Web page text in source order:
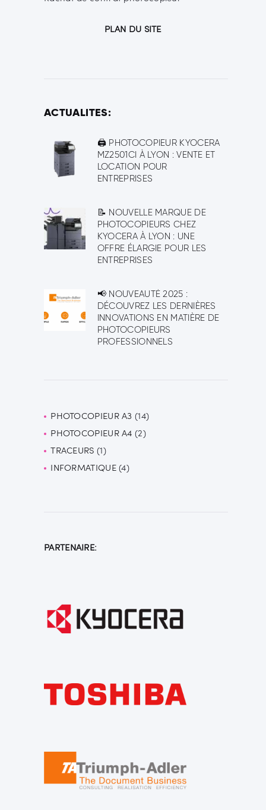
PLAN DU SITE
ACTUALITES:
🖨️ PHOTOCOPIEUR KYOCERA
MZ2501CI À LYON : VENTE ET
LOCATION POUR
ENTREPRISES
📝 NOUVELLE MARQUE DE
PHOTOCOPIEURS CHEZ
KYOCERA À LYON : UNE
OFFRE ÉLARGIE POUR LES
ENTREPRISES
📢 NOUVEAUTÉ 2025 :
DÉCOUVREZ LES DERNIÈRES
INNOVATIONS EN MATIÈRE DE
PHOTOCOPIEURS
PROFESSIONNELS
PHOTOCOPIEUR A3 1414
produits
PHOTOCOPIEUR A4 22
TRACEURS 11
produit
INFORMATIQUE 44
PARTENAIRE: